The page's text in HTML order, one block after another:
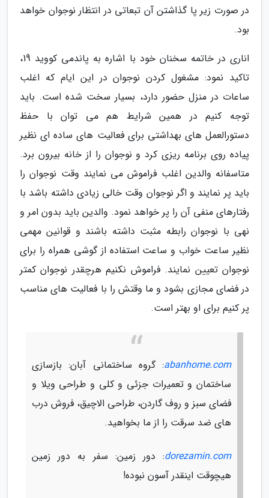
در صورت زیر پا گذاشتن آن تبعاتی در انتظار نوجوان خواهد
بود.
اناری در خاتمه سخنان خود با اشاره به پاندمی کووید 19،
تاکید نمود: مشغول کردن نوجوان در این ایام که اغلب
ساعات در منزل حضور دارد، بسیار سخت شده است. باید
توجه کنیم در همین شرایط هم می توان با حفظ
دستورالعمل های بهداشتی برای فعالیت های ساده ای نظیر
پیاده روی برنامه ریزی کرد و نوجوان را از خانه بیرون برد.
متاسفانه والدین اغلب فراموش می نمایند وقت نوجوان را
باید پر نمایند و اگر نوجوان وقت خالی زیادی داشته باشد با
رفتارهای منفی آن را پر خواهد نمود. والدین باید بدون امر و
نهی با نوجوان رابطه مثبت داشته باشند و قوانین مهمی
نظیر ساعت خواب و ساعت استفاده از گوشی همراه را برای
نوجوان تعیین نمایند. فراموش نکنیم هرچقدر نوجوان کمتر
در فضای مجازی بشود و ما وقتش را با فعالیت های مناسب
پر کنیم برای او بهتر است.
abanhome.com: گروه ساختمانی آبان: بازسازی
ساختمان و تعمیرات جزئی و کلی و طراحی ویلا و
فضای سبز و روف گاردن، طراحی الاچیق، فروش درب
های ضد سرقت را از ما بخواهید.
dorezamin.com: دور زمین: سفر به دور زمین
هیچوقت اینقدر آسون نبوده!